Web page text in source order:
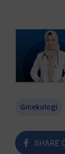
Ginekologi
SHARE